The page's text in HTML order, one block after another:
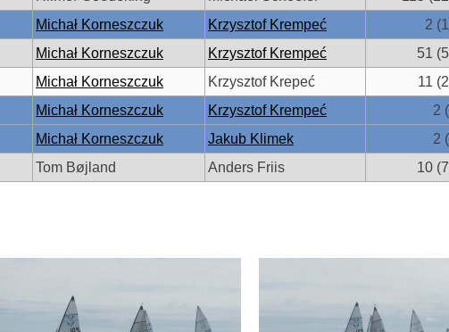
Michał Korneszczuk Krzysztof Krempeć 2
Michał Korneszczuk Krzysztof Krempeć 51
Michał Korneszczuk Krzysztof Krepeć 11
Michał Korneszczuk Krzysztof Krempeć 2
Michał Korneszczuk Jakub Klimek 2
Tom Bøjland Anders Friis 10